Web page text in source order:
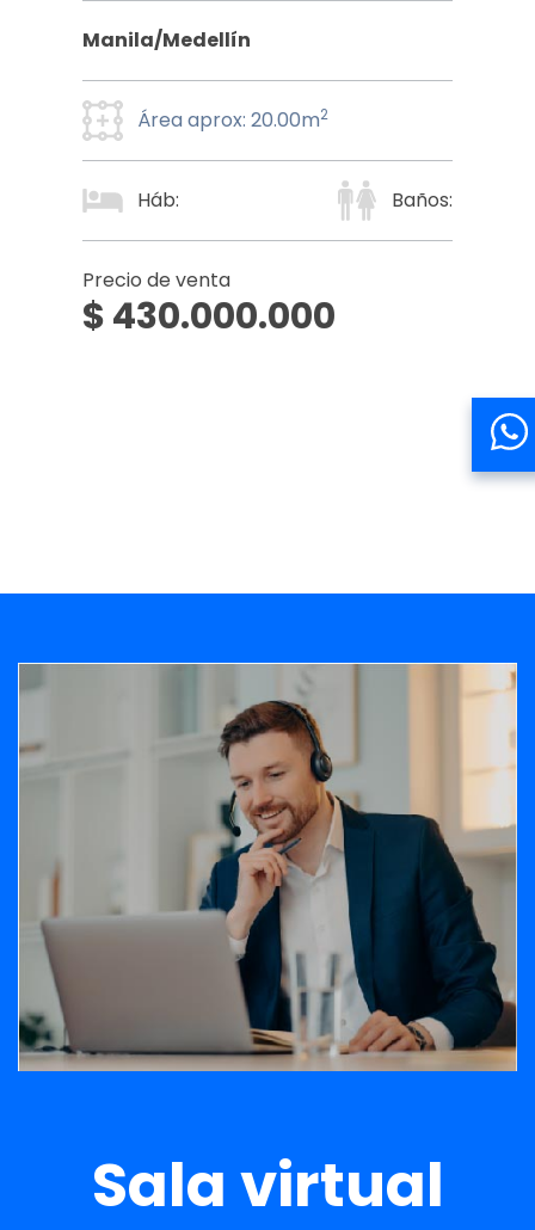
Manila/Medellín
Área aprox: 20.00m2
Háb: Baños:
Precio de venta
$ 430.000.000
Sala virtual